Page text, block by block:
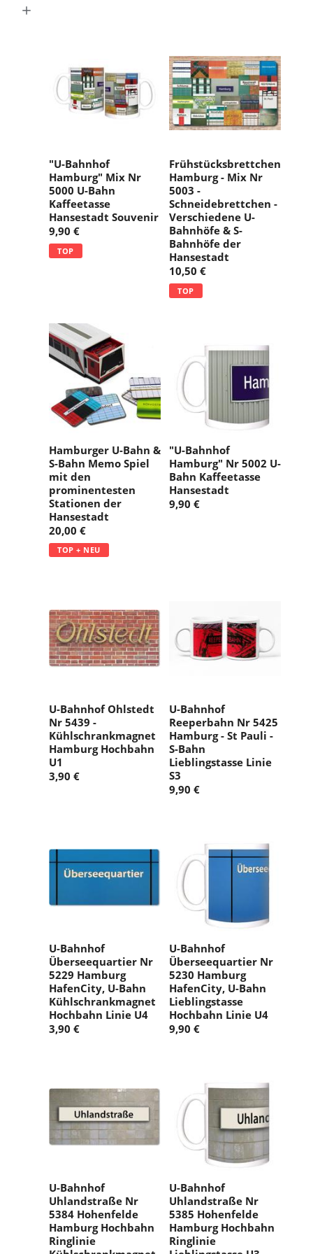
"U-Bahnhof
Hamburg" Mix Nr
5000 U-Bahn
Kaffeetasse
Hansestadt Souvenir
9,90 €
TOP
Frühstücksbrettchen
Hamburg - Mix Nr
5003 -
Schneidebrettchen -
Verschiedene U-
Bahnhöfe & S-
Bahnhöfe der
Hansestadt
10,50 €
TOP
Hamburger U-Bahn &
S-Bahn Memo Spiel
mit den
prominentesten
Stationen der
Hansestadt
20,00 €
TOP + NEU
"U-Bahnhof
Hamburg" Nr 5002 U-
Bahn Kaffeetasse
Hansestadt
9,90 €
U-Bahnhof Ohlstedt
Nr 5439 -
Kühlschrankmagnet
Hamburg Hochbahn
U1
3,90 €
U-Bahnhof
Reeperbahn Nr 5425
Hamburg - St Pauli -
S-Bahn
Lieblingstasse Linie
S3
9,90 €
U-Bahnhof
Überseequartier Nr
5229 Hamburg
HafenCity, U-Bahn
Kühlschrankmagnet
Hochbahn Linie U4
3,90 €
U-Bahnhof
Überseequartier Nr
5230 Hamburg
HafenCity, U-Bahn
Lieblingstasse
Hochbahn Linie U4
9,90 €
U-Bahnhof
Uhlandstraße Nr
5384 Hohenfelde
Hamburg Hochbahn
Ringlinie
U-Bahnhof
Uhlandstraße Nr
5385 Hohenfelde
Hamburg Hochbahn
Ringlinie